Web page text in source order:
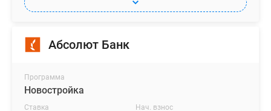
Абсолют Банк
Программа
Новостройка
Ставка Нач. взнос